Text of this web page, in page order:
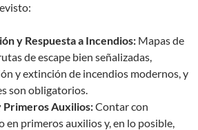
y Respuesta a Incendios: Mapas de
de escape bien señalizadas,
y extinción de incendios modernos, y
son obligatorios.
Auxilios:Contar con
en primeros auxilios y, en lo posible,